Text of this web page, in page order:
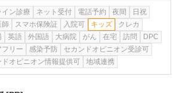
イン診療 ネット受付 電話予約 夜間
日祝
師
スマホ保険証 入院可 キッズ
クレカ
英語 外国語 大病院 がん 在宅 訪問
DPC
リー
感染予防
セカンドオピニオン受診可
ドオピニオン情報提供可
地域連携